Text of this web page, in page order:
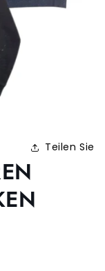
Teilen Sie